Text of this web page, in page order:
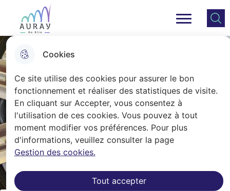
Cookies
Ce site utilise des cookies pour assurer le bon
fonctionnement et réaliser des statistiques de visite.
En cliquant sur Accepter, vous consentez à
l'utilisation de ces cookies. Vous pouvez à tout
moment modifier vos préférences. Pour plus
d'informations, veuillez consulter la page
Gestion des cookies.
Tout accepter
Aller
au
menu
Consulter
le plan
Ville Auray Menu principal